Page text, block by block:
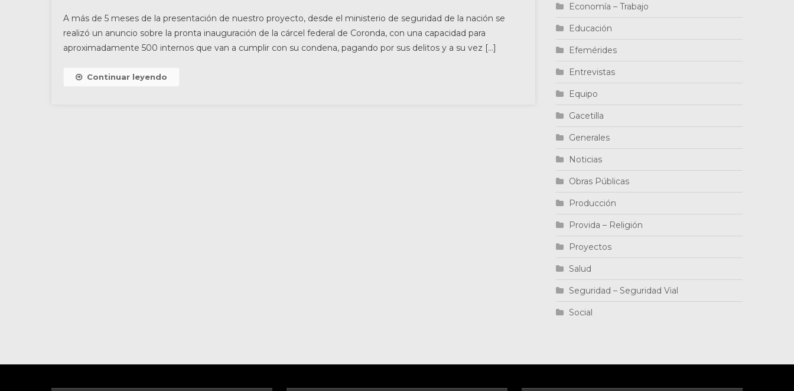
A más de 5 meses de la presentación de nuestro proyecto, desde el ministerio de seguridad de la nación se
realizó un anuncio sobre la pronta inauguración de la cárcel federal de Coronda, con una capacidad para
aproximadamente 500 internos que van a cumplir con su condena, pagando por sus delitos y a su vez […]
Continuar leyendo
Economía – Trabajo
Educación
Efemérides
Entrevistas
Equipo
Gacetilla
Generales
Noticias
Obras Públicas
Producción
Provida – Religión
Proyectos
Salud
Seguridad – Seguridad Vial
Social